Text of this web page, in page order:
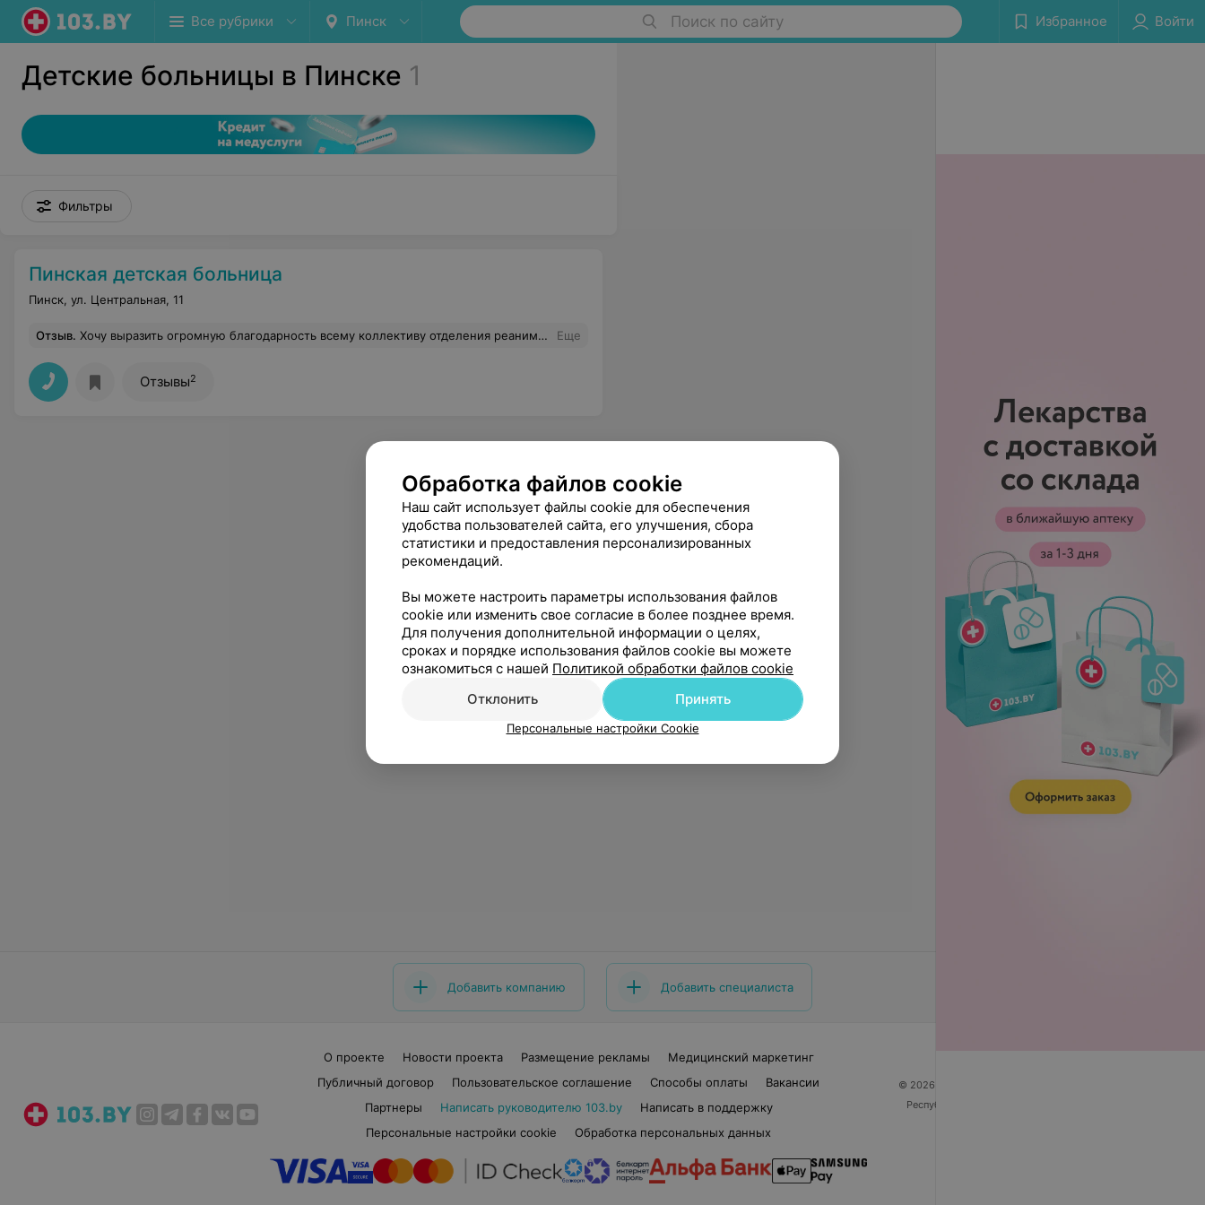
Все рубрики Пинск Поиск по сайту Избранное Войти
Детские больницы в Пинске 1
Фильтры
Пинская детская больница
Пинск, ул. Центральная, 11
Отзыв. Хочу выразить огромную благодарность всему коллективу отделения реанимации и интенсивной терапии Пинской детской больницы. Вы Люди с большой буквы. Спасибо за понимание и терпение в таком нелегком труде, за спасенные Вами детские жизни. Пусть Вас и Ваших близких хранит Бог! Еще
Отзывы2
Добавить компанию Добавить специалиста
О проекте Новости проекта Размещение рекламы
Медицинский маркетинг
Публичный договор
Пользовательское соглашение Способы оплаты
Вакансии
Партнеры
Написать руководителю 103.by
Написать в поддержку
Персональные настройки cookie
Обработка персональных данных
© 2026 ООО «Артокс Лаб», УНП 191700409
Республика Беларусь, г. Минск, улица Толбухина, 2,
Обработка файлов cookie
Наш сайт использует файлы cookie для обеспечения
удобства пользователей сайта, его улучшения, сбора
статистики и предоставления персонализированных
рекомендаций.
Вы можете настроить параметры использования файлов
cookie или изменить свое согласие в более позднее время.
Для получения дополнительной информации о целях,
сроках и порядке использования файлов cookie вы можете
ознакомиться с нашей Политикой обработки файлов cookie
Отклонить
Принять
Персональные настройки Cookie